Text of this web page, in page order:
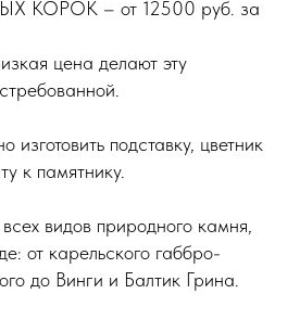
КОРОК – от 12500 руб. за
цена делают эту
изготовить подставку, цветник
к памятнику.
видов природного камня,
от карельского габбро-
до Винги и Балтик Грина.